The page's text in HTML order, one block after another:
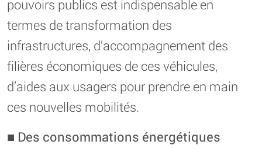
pouvoirs publics est indispensable en
termes de transformation des
infrastructures, d’accompagnement des
filières économiques de ces véhicules,
d’aides aux usagers pour prendre en main
ces nouvelles mobilités.
■ Des consommations énergétiques